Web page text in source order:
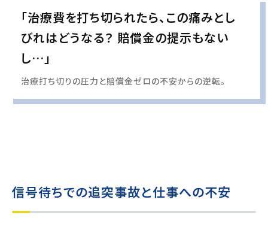
「治療費を打ち切られたら、この痛みとし
びれはどうなる？ 賠償金の提示もない
し…」
治療打ち切りの圧力と賠償金ゼロの不安からの逆転。
信号待ちでの追突事故と仕事への不安